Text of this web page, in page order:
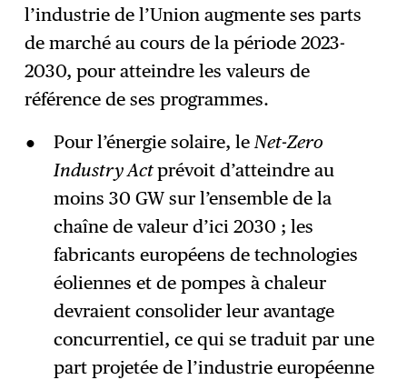
l’industrie de l’Union augmente ses parts
de marché au cours de la période 2023-
2030, pour atteindre les valeurs de
référence de ses programmes.
Pour l’énergie solaire, leNet-Zero
Industry Actprévoit d’atteindre au
moins 30 GW sur l’ensemble de la
chaîne de valeur d’ici 2030 ; les
fabricants européens de technologies
éoliennes et de pompes à chaleur
devraient consolider leur avantage
concurrentiel, ce qui se traduit par une
part projetée de l’industrie européenne